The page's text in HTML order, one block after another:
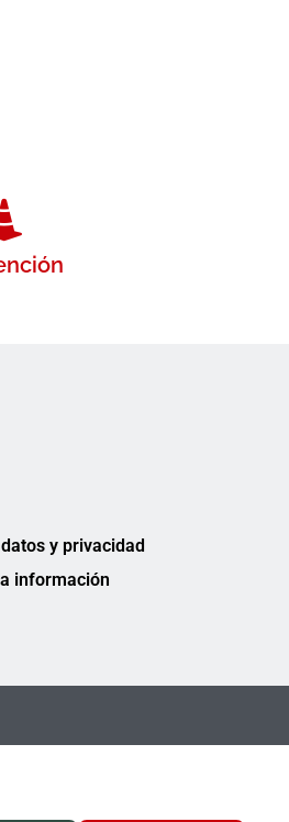
y privacidad
información